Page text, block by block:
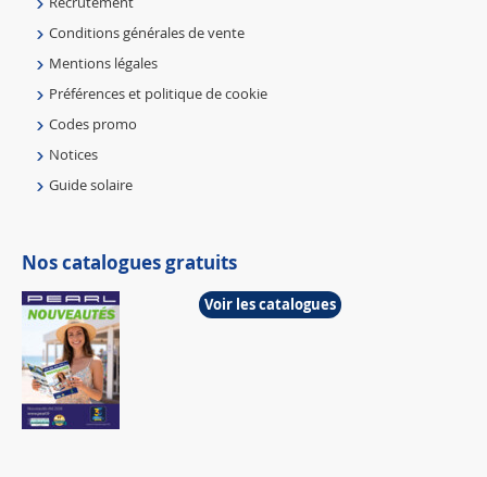
Conditions générales de vente
Mentions légales
Préférences et politique de cookie
Codes promo
Notices
Guide solaire
Nos catalogues gratuits
Voir les catalogues